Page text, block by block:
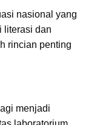
nasional yang
literasi dan
rincian penting
menjadi